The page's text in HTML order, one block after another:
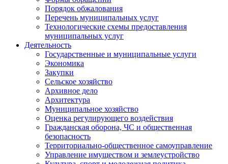
Порядок обжалования
Перечень муниципальных услуг
Технологические схемы предоставления
муниципальных услуг
Деятельность
Государственные и муниципальные услуги
Экономика
Закупки
Сельское хозяйство
Архивное дело
Архитектура
Муниципальное хозяйство
Оценка регулирующего воздействия
Гражданская оборона, ЧС и общественная
безопасность
Территориально-общественное самоуправление
Управление имуществом и землеустройство